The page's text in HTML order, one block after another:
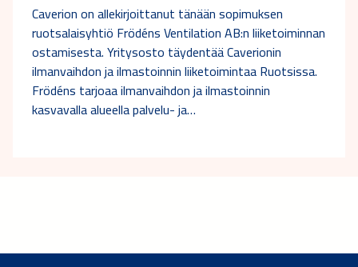
Caverion on allekirjoittanut tänään sopimuksen
ruotsalaisyhtiö Frödéns Ventilation AB:n liiketoiminnan
ostamisesta. Yritysosto täydentää Caverionin
ilmanvaihdon ja ilmastoinnin liiketoimintaa Ruotsissa.
Frödéns tarjoaa ilmanvaihdon ja ilmastoinnin
kasvavalla alueella palvelu- ja…